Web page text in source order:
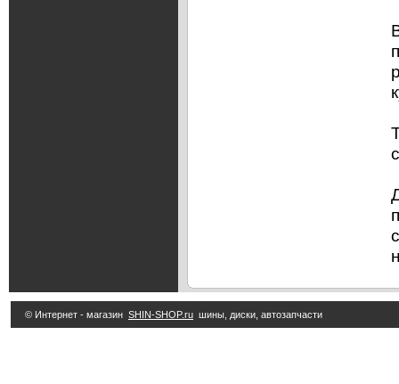
© Интернет - магазин SHIN-SHOP.ru шины, диски, автозапчасти